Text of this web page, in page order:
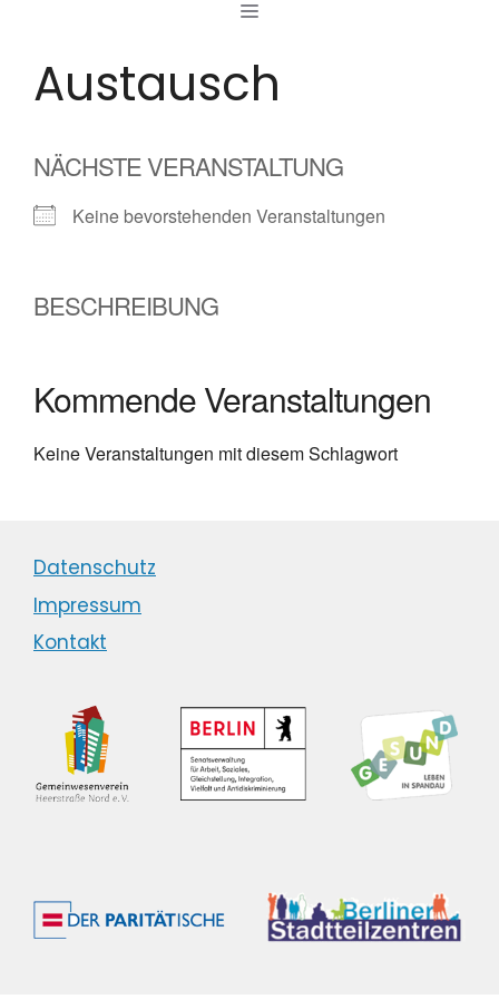
springen
MENÜ
Austausch
NÄCHSTE VERANSTALTUNG
Keine bevorstehenden Veranstaltungen
BESCHREIBUNG
Kommende Veranstaltungen
Keine Veranstaltungen mit diesem Schlagwort
Datenschutz
Impressum
Kontakt